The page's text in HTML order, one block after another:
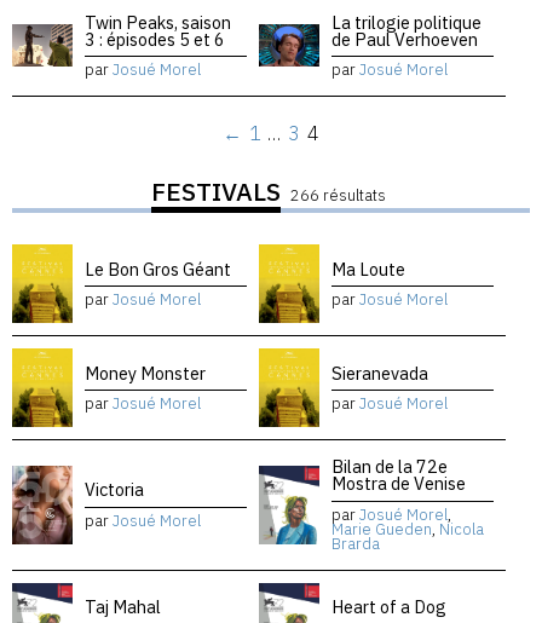
Twin Peaks, saison
3 : épisodes 5 et 6
parJosué Morel
La trilogie politique
de Paul Verhoeven
parJosué Morel
← 1 … 3 4
FESTIVALS 266 résultats
Le Bon Gros Géant
parJosué Morel
Ma Loute
parJosué Morel
Money Monster
parJosué Morel
Sieranevada
parJosué Morel
Victoria
parJosué Morel
Bilan de la 72e
Mostra de Venise
parJosué Morel,
Marie Gueden, Nicola
Brarda
Taj Mahal Heart of a Dog